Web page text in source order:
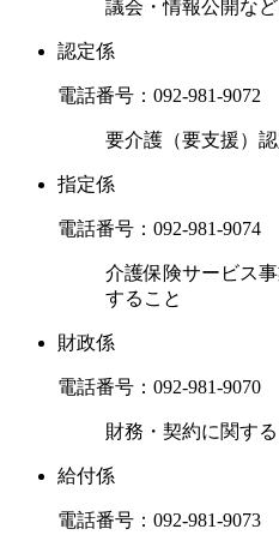
議会・情報公開な
認定係
電話番号： 092-981-9072
要介護（要支援）
指定係
電話番号： 092-981-9074
介護保険サービス
すること
財政係
電話番号： 092-981-9070
財務・契約に関する
給付係
電話番号： 092-981-9073